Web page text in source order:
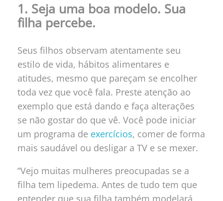
1. Seja uma boa modelo. Sua
filha percebe.
Seus filhos observam atentamente seu
estilo de vida, hábitos alimentares e
atitudes, mesmo que pareçam se encolher
toda vez que você fala. Preste atenção ao
exemplo que está dando e faça alterações
se não gostar do que vê. Você pode iniciar
um programa de exercícios, comer de forma
mais saudável ou desligar a TV e se mexer.
“Vejo muitas mulheres preocupadas se a
filha tem lipedema. Antes de tudo tem que